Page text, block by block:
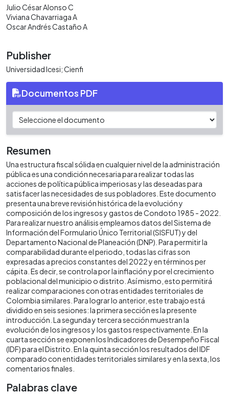
Julio César Alonso C
Viviana Chavarriaga A
Oscar Andrés Castaño A
Publisher
Universidad Icesi; Cienfi
Documentos PDF
Resumen
Una estructura fiscal sólida en cualquier nivel de la administración
pública es una condición necesaria para realizar todas las
acciones de política pública imperiosas y las deseadas para
satisfacer las necesidades de sus pobladores. Este documento
presenta una breve revisión histórica de la evolución y
composición de los ingresos y gastos de Condoto 1985 - 2022.
Para realizar nuestro análisis empleamos datos del Sistema de
Información del Formulario Único Territorial (SISFUT) y del
Departamento Nacional de Planeación (DNP). Para permitir la
comparabilidad durante el periodo, todas las cifras son
expresadas a precios constantes del 2022 y en términos per
cápita. Es decir, se controla por la inflación y por el crecimiento
poblacional del municipio o distrito. Así mismo, esto permitirá
realizar comparaciones con otras entidades territoriales de
Colombia similares. Para lograr lo anterior, este trabajo está
dividido en seis sesiones: la primera sección es la presente
introducción. La segunda y tercera sección muestran la
evolución de los ingresos y los gastos respectivamente. En la
cuarta sección se exponen los Indicadores de Desempeño Fiscal
(IDF) para el Distrito. En la quinta sección los resultados del IDF
comparado con entidades territoriales similares y en la sexta, los
comentarios finales.
Palabras clave